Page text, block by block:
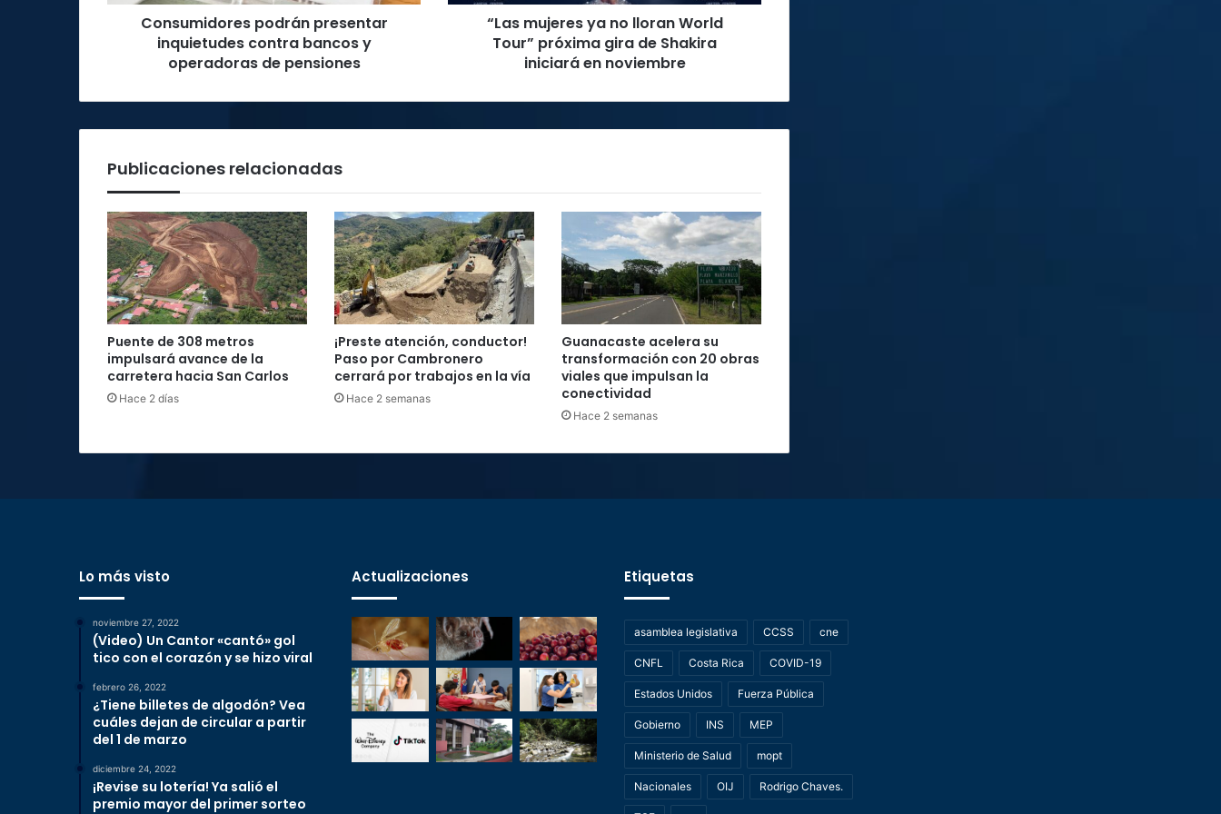
pensionesConsumidores podrán presentar
inquietudes contra bancos y
operadoras de pensiones
noviembre
“Las mujeres ya no lloran World
Tour” próxima gira de Shakira
iniciará en noviembre
Publicaciones relacionadas
Puente de 308 metros
impulsará avance de la
carretera hacia San Carlos
Hace 2 días
¡Preste atención, conductor!
Paso por Cambronero
cerrará por trabajos en la vía
Hace 2 semanas
Guanacaste acelera su
transformación con 20 obras
viales que impulsan la
conectividad
Hace 2 semanas
Lo más visto
noviembre 27, 2022
(Video) Un Cantor «cantó» gol
tico con el corazón y se hizo viral
febrero 26, 2022
¿Tiene billetes de algodón? Vea
cuáles dejan de circular a partir
del 1 de marzo
diciembre 24, 2022
¡Revise su lotería! Ya salió el
premio mayor del primer sorteo
Actualizaciones Etiquetas
asamblea legislativa CCSS cne
CNFL Costa Rica COVID-19
Estados Unidos Fuerza Pública
Gobierno INS MEP
Ministerio de Salud mopt
Nacionales OIJ Rodrigo Chaves.